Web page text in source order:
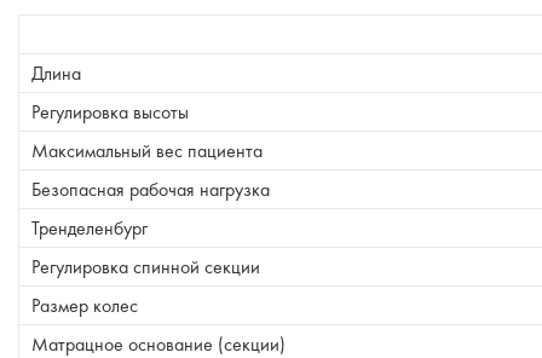
Длина
Регулировка высоты
Максимальный вес пациента
Безопасная рабочая нагрузка
Тренделенбург
Регулировка спинной секции
Размер колес
Матрацное основание (секции)